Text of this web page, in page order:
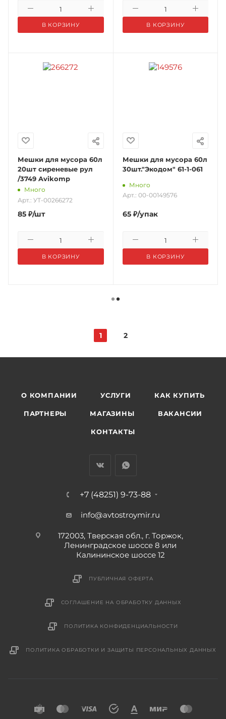
В КОРЗИНУ В КОРЗИНУ
Мешки для мусора 60л
20шт сиреневые рул
/3749 Avikomp
Много
Арт.: УТ-00266272
85 ₽/шт
В КОРЗИНУ
Мешки для мусора 60л
30шт."Экодом" 61-1-061
Много
Арт.: 00-00149576
65₽/упак
В КОРЗИНУ
1 2
О КОМПАНИИ УСЛУГИ КАК КУПИТЬ
ПАРТНЕРЫ МАГАЗИНЫ ВАКАНСИИ
КОНТАКТЫ
+7 (48251) 9-73-88
info@avtostroymir.ru
172003, Тверская обл., г. Торжок,
Ленинградское шоссе 8 или
Калининское шоссе 12
ПУБЛИЧНАЯ ОФЕРТА
СОГЛАШЕНИЕ НА ОБРАБОТКУ ДАННЫХ
ПОЛИТИКА КОНФИДЕНЦИАЛЬНОСТИ
ПОЛИТИКА ОБРАБОТКИ И ЗАЩИТЫ ПЕРСОНАЛЬНЫХ ДАННЫХ